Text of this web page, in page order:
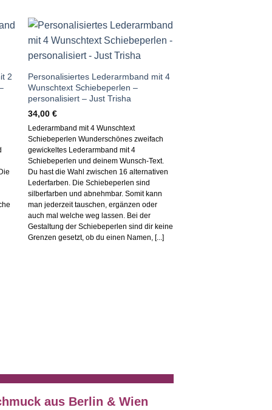
2
Wunschliste
Personalisiertes Lederarmband mit 4
Wunschtext Schiebeperlen –
personalisiert – Just Trisha
34,00 €
Lederarmband mit 4 Wunschtext
Schiebeperlen Wunderschönes zweifach
gewickeltes Lederarmband mit 4
Schiebeperlen und deinem Wunsch-Text.
Du hast die Wahl zwischen 16 alternativen
Lederfarben. Die Schiebeperlen sind
silberfarben und abnehmbar. Somit kann
man jederzeit tauschen, ergänzen oder
auch mal welche weg lassen. Bei der
Gestaltung der Schiebeperlen sind dir keine
Grenzen gesetzt, ob du einen Namen, [...]
aus Berlin & Wien